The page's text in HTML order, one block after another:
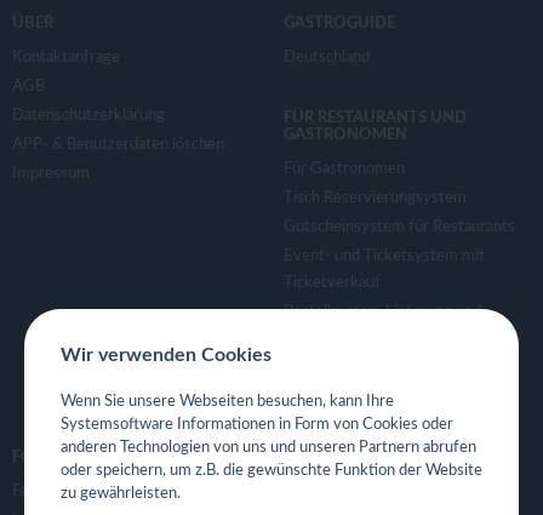
ÜBER
Kontaktanfrage
AGB
Datenschutzerklärung
APP- & Benutzerdaten löschen
Impressum
GASTROGUIDE
Deutschland
FÜR RESTAURANTS UND
GASTRONOMEN
Für Gastronomen
Tisch Reservierungsystem
Gutscheinsystem für Restaurants
Event- und Ticketsystem mit
Ticketverkauf
Bestellsystem Lieferung und
Eigene App für Restaurant
FOLGE UNS
Facebook
Wir verwenden Cookies
Wenn Sie unsere Webseiten besuchen, kann Ihre
Systemsoftware Informationen in Form von Cookies oder
anderen Technologien von uns und unseren Partnern abrufen
oder speichern, um z.B. die gewünschte Funktion der Website
zu gewährleisten.